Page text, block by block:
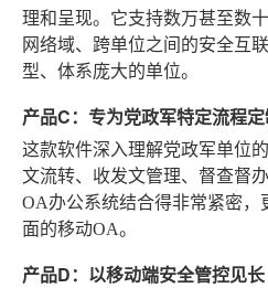
理和呈现。它支持数万甚至数
网络域、跨单位之间的安全互
型、体系庞大的单位。
产品C：专为党政军特定流程
这款软件深入理解党政军单位
文流转、收发文管理、督查督
OA办公系统结合得非常紧密，
面的移动OA。
产品D：以移动端安全管控见长